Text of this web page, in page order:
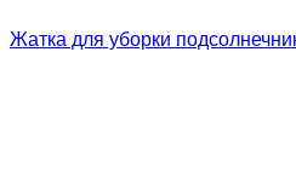
Жатка для уборки